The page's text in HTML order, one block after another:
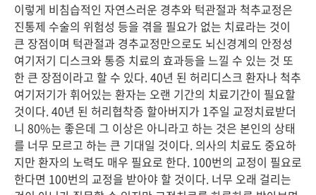
이렇게 비침습적인 자연스러운 경추와 턱관절과 척추교정은
진통제 수술의 위험성 등을 겪을 필요가 없는 치료라는 것이
큰 장점이며 턱관절과 경추교정만으로도 뇌신경계의 안정성
여기저기 디스크와 통증 치료의 효과등을 느낄 수 있는 것 또
한 큰 장점이라고 할 수 있다. 40년 된 허리디스크 환자나 척추
여기저기가 휘어있는 환자는 오랜 기간의 치료기간이 필요할
것이다. 40년 된 허리협착증 할아버지가 1주일 교정치료받더
니 80%는 좋은데 그 이상은 아니라고 하는 것은 본인의 상태
를 너무 모르고 하는 큰 기대일 것이다. 의사의 치료도 중요하
지만 환자의 노력도 매우 필요로 한다. 100번의 교정이 필요로
한다면 100번의 교정을 받아야 할 것이다. 너무 오래 걸리는